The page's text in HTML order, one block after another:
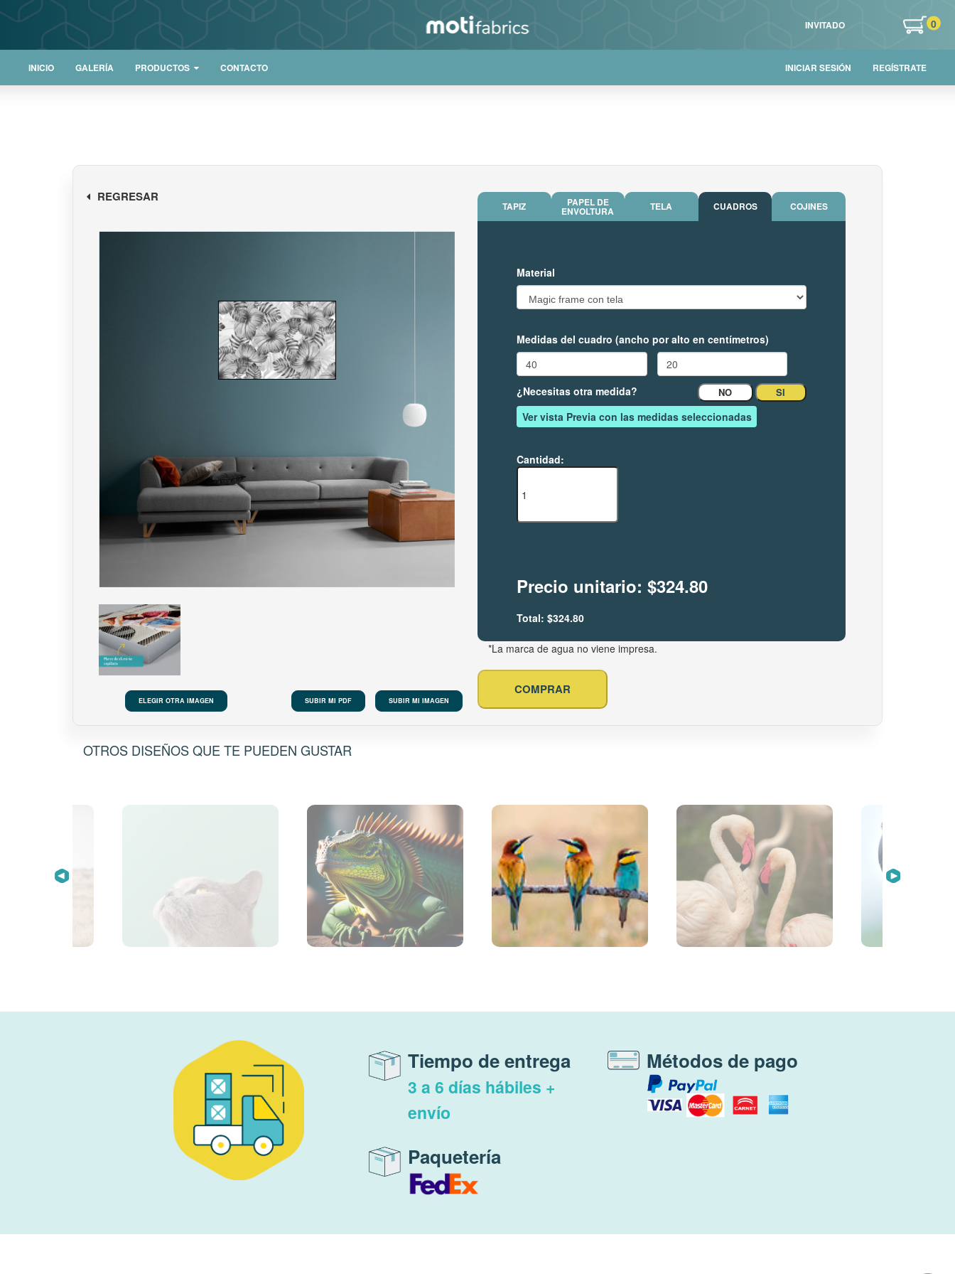
INVITADO 0
INICIO GALERÍA PRODUCTOS CONTACTO INICIAR SESIÓN REGÍSTRATE
REGRESAR
ELEGIR OTRA IMAGEN SUBIR MI PDF SUBIR MI IMAGEN
TAPIZ PAPEL DE
ENVOLTURA TELA CUADROS COJINES
Material
Medidas del cuadro (ancho por alto en centímetros)
¿Necesitas otra medida? SI
NO
Ver vista Previa con las medidas seleccionadas
Cantidad:
Precio unitario: $324.80
Total: $324.80
*La marca de agua no viene impresa.
COMPRAR
OTROS DISEÑOS QUE TE PUEDEN GUSTAR
Tiempo de entrega
3 a 6 días hábiles +
envío
Paquetería
Métodos de pago